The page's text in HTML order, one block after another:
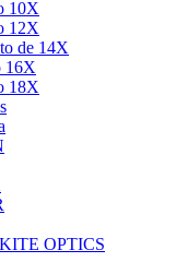
10X
12X
de 14X
16X
18X
KITE OPTICS